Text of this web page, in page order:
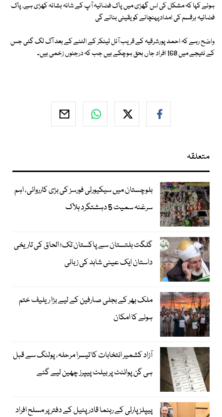
ہوئے کہا کہ مشکل کی اس گھڑی میں پاک فضائیہ آپ کے شانہ بشانہ کھڑی ہے، پاک
فضائیہ ہرقسم کی امدادپہنچانے کو یقینی بنائے گی
واضح رہے کہ احمد پورشرقیہ کے قریب آئل ٹینکر کے الٹنے کے بعد آگ لگ گئی جس
کے نتیجے میں 160 افراد جاں بحق ہوچکے ہیں جب کہ درجنوں زخمی ہیں۔
متعلقہ
بلوچستان میں سیکیورٹی فورسز کی بڑی کارروائی، اہم
سرغنہ سمیت 5 دہشتگرد ہلاک
گلگت بلتستان سے پاکستان تک؛ الحاق کی تاریخی
داستان ایک عینی شاہد کی زبانی
ملک بھر کے بجلی صارفین کے لیے بڑا ریلیف ختم
ہونے کا امکان
آزاد کشمیر انتخابات کا تیسرا مرحلہ، پولنگ سے قبل
ہی گن پوائنٹ پر بیلٹ پیپرز چھین لیے گئے
پیپلز پارٹی کے رہنما قادر پٹیل کے دفتر پر مسلح افراد